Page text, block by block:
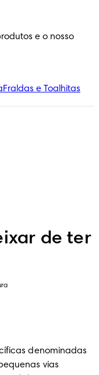
e o nosso
Fraldas e Toalhitas
de ter
denominadas
vias